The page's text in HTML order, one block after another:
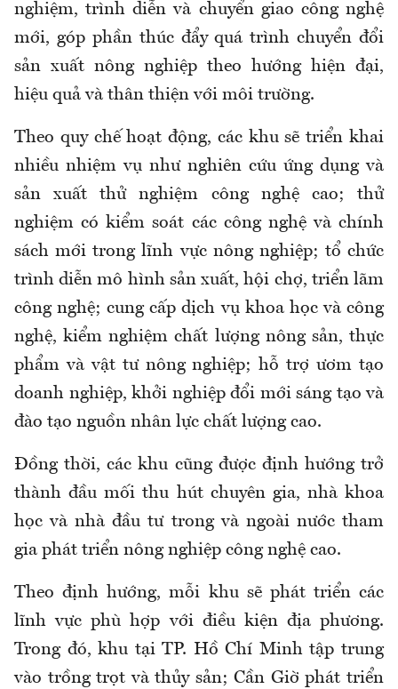
nghiệm, trình diễn và chuyển giao công nghệ
mới, góp phần thúc đẩy quá trình chuyển đổi
sản xuất nông nghiệp theo hướng hiện đại,
hiệu quả và thân thiện với môi trường.
Theo quy chế hoạt động, các khu sẽ triển khai
nhiều nhiệm vụ như nghiên cứu ứng dụng và
sản xuất thử nghiệm công nghệ cao; thử
nghiệm có kiểm soát các công nghệ và chính
sách mới trong lĩnh vực nông nghiệp; tổ chức
trình diễn mô hình sản xuất, hội chợ, triển lãm
công nghệ; cung cấp dịch vụ khoa học và công
nghệ, kiểm nghiệm chất lượng nông sản, thực
phẩm và vật tư nông nghiệp; hỗ trợ ươm tạo
doanh nghiệp, khởi nghiệp đổi mới sáng tạo và
đào tạo nguồn nhân lực chất lượng cao.
Đồng thời, các khu cũng được định hướng trở
thành đầu mối thu hút chuyên gia, nhà khoa
học và nhà đầu tư trong và ngoài nước tham
gia phát triển nông nghiệp công nghệ cao.
Theo định hướng, mỗi khu sẽ phát triển các
lĩnh vực phù hợp với điều kiện địa phương.
Trong đó, khu tại TP. Hồ Chí Minh tập trung
vào trồng trọt và thủy sản; Cần Giờ phát triển